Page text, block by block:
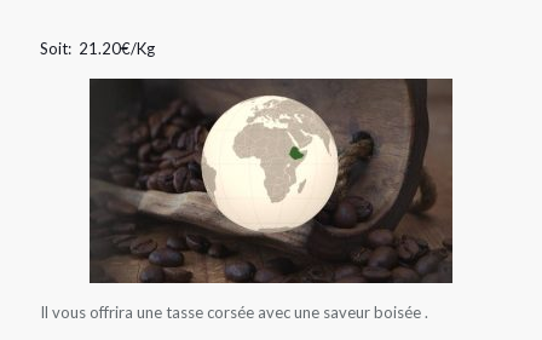
Soit: 21.20€/Kg
Il vous offrira une tasse corsée avec une saveur boisée .